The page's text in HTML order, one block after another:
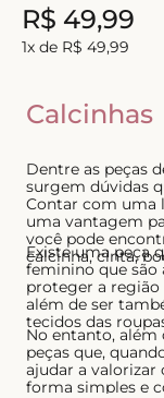
R$ 49,99
1x de R$ 49,99
Calcinhas
Dentre as peças
surgem dúvidas
Contar com uma
uma vantagem
você pode
calcinha, cinta,
Existe uma peça
feminino que são
proteger a
além de ser
tecidos das
No entanto, além
peças que,
ajudar a valorizar
forma simples e